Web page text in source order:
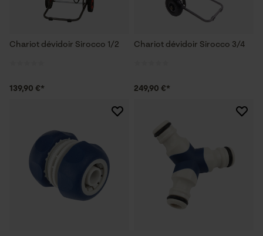
Chariot dévidoir Sirocco 1/2
139,90 €*
Chariot dévidoir Sirocco 3/4
249,90 €*